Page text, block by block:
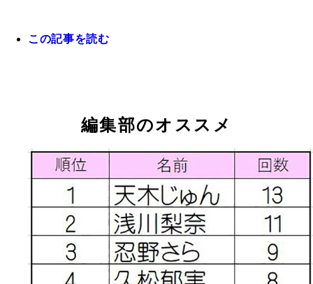
この記事を読む
編集部のオススメ